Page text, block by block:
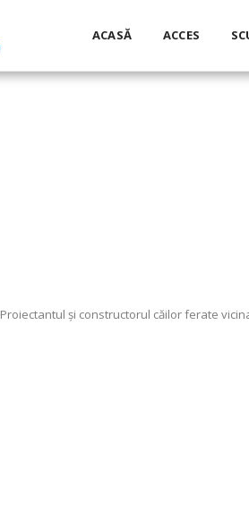
ACASĂ ACCES
Proiectantul și constructorul căilor ferate